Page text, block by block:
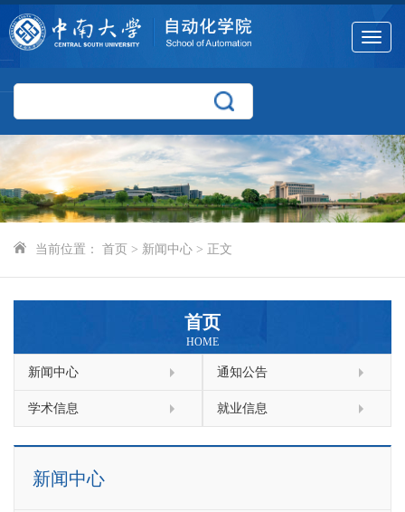
Toggle
当前位置： 首页 > 新闻中心 > 正文
首页
HOME
新闻中心 通知公告
学术信息 就业信息
新闻中心